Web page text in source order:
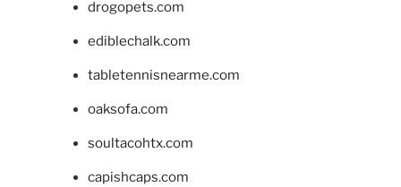
drogopets.com
ediblechalk.com
tabletennisnearme.com
oaksofa.com
soultacohtx.com
capishcaps.com